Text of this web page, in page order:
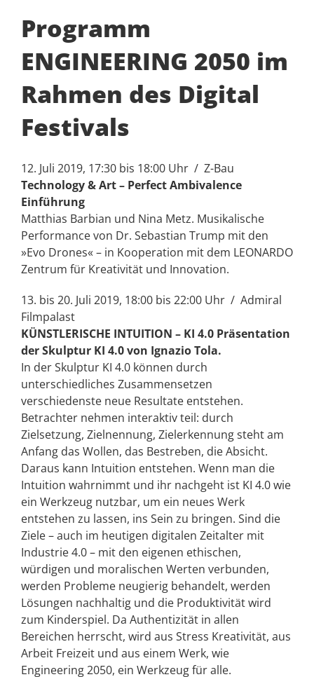
Programm
ENGINEERING 2050 im
Rahmen des Digital
Festivals
12. Juli 2019, 17:30 bis 18:00 Uhr / Z-Bau
Technology & Art – Perfect Ambivalence
Einführung
Matthias Barbian und Nina Metz. Musikalische
Performance von Dr. Sebastian Trump mit den
»Evo Drones« – in Kooperation mit dem LEONARDO
Zentrum für Kreativität und Innovation.
13. bis 20. Juli 2019, 18:00 bis 22:00 Uhr / Admiral
Filmpalast
KÜNSTLERISCHE INTUITION – KI 4.0 Präsentation
der Skulptur KI 4.0 von Ignazio Tola.
In der Skulptur KI 4.0 können durch
unterschiedliches Zusammensetzen
verschiedenste neue Resultate entstehen.
Betrachter nehmen interaktiv teil: durch
Zielsetzung, Zielnennung, Zielerkennung steht am
Anfang das Wollen, das Bestreben, die Absicht.
Daraus kann Intuition entstehen. Wenn man die
Intuition wahrnimmt und ihr nachgeht ist KI 4.0 wie
ein Werkzeug nutzbar, um ein neues Werk
entstehen zu lassen, ins Sein zu bringen. Sind die
Ziele – auch im heutigen digitalen Zeitalter mit
Industrie 4.0 – mit den eigenen ethischen,
würdigen und moralischen Werten verbunden,
werden Probleme neugierig behandelt, werden
Lösungen nachhaltig und die Produktivität wird
zum Kinderspiel. Da Authentizität in allen
Bereichen herrscht, wird aus Stress Kreativität, aus
Arbeit Freizeit und aus einem Werk, wie
Engineering 2050, ein Werkzeug für alle.